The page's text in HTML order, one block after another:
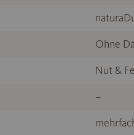
Ohne
Nut &
–